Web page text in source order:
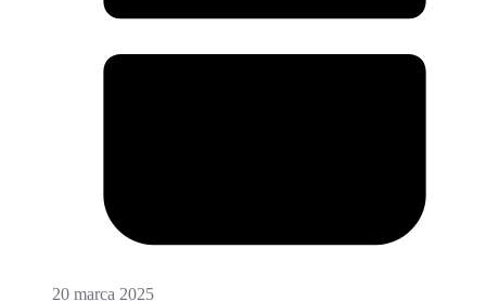
20 marca 2025